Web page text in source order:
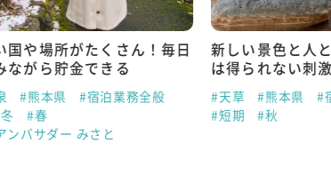
国や場所がたくさん！毎日
ながら貯金できる
#熊本県
#宿泊業務全般
#春
ンバサダー みさと
新しい景色と人
は得られない刺
#天草 #熊本県
#
#短期
#秋